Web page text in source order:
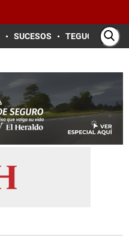
SUCESOS TEGUCIGALPA